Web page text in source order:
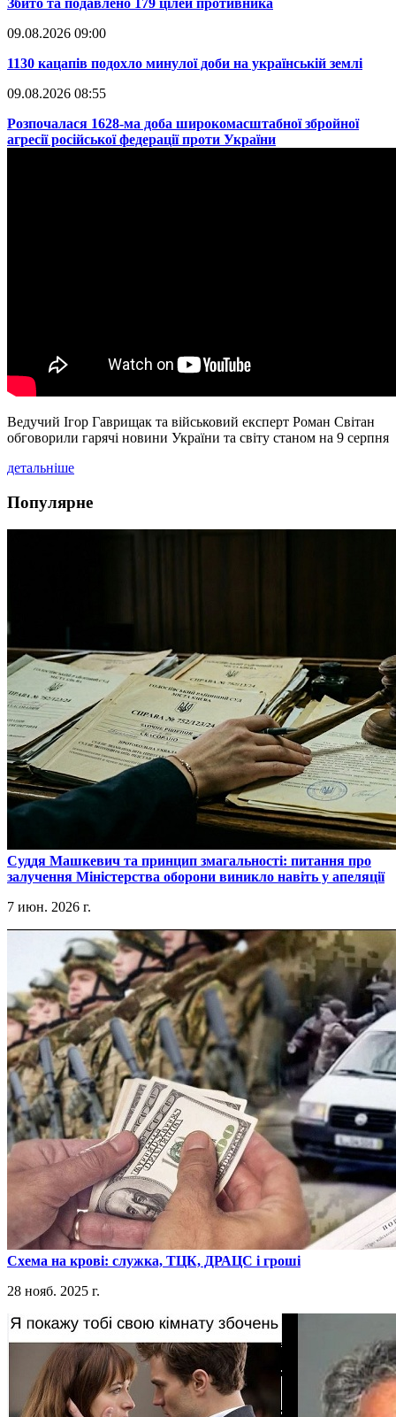
​Збито та подавлено 179 цілей противника
09.08.2026 09:00
​1130 кацапів подохло минулої доби на українській землі
09.08.2026 08:55
​Розпочалася 1628-ма доба широкомасштабної збройної
агресії російської федерації проти України
Ведучий Ігор Гаврищак та військовий експерт Роман Світан
обговорили гарячі новини України та світу станом на 9 серпня
детальніше
Популярне
​Суддя Машкевич та принцип змагальності: питання про
залучення Міністерства оборони виникло навіть у апеляції
7 июн. 2026 г.
​Схема на крові: служка, ТЦК, ДРАЦС і гроші
28 нояб. 2025 г.